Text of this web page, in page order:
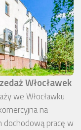
Włocławek
we Włocławku
na
pracę w